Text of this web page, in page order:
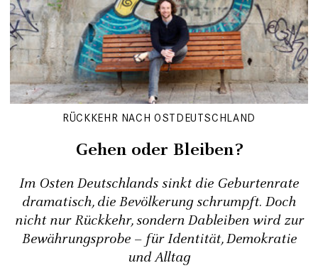
RÜCKKEHR NACH OSTDEUTSCHLAND
Gehen oder Bleiben?
Im Osten Deutschlands sinkt die Geburtenrate
dramatisch, die Bevölkerung schrumpft. Doch
nicht nur Rückkehr, sondern Dableiben wird zur
Bewährungsprobe – für Identität, Demokratie
und Alltag